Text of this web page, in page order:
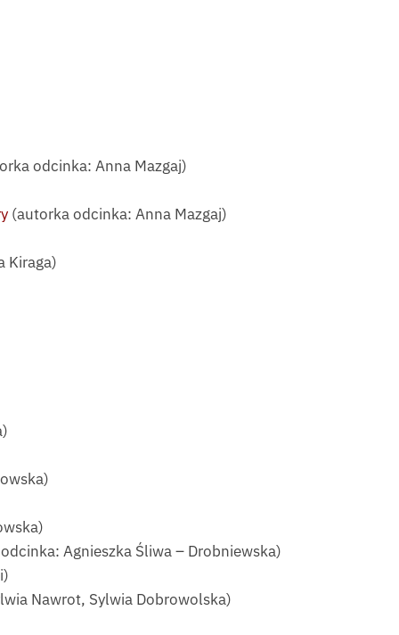
odcinka: Anna Mazgaj)
(autorka odcinka: Anna Mazgaj)
Kiraga)
Agnieszka Śliwa – Drobniewska)
Nawrot, Sylwia Dobrowolska)